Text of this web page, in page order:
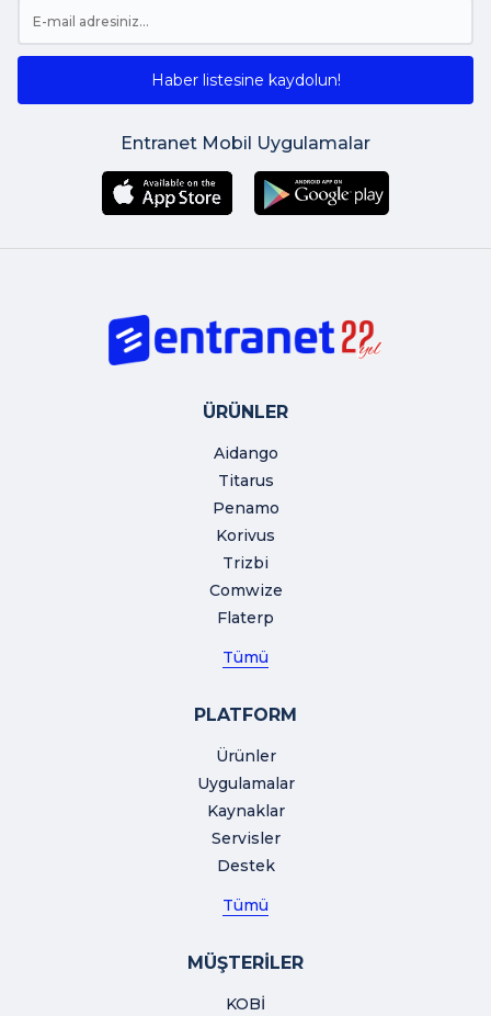
Haber listesine kaydolun!
Entranet Mobil Uygulamalar
ÜRÜNLER
Aidango
Titarus
Penamo
Korivus
Trizbi
Comwize
Flaterp
Tümü
PLATFORM
Ürünler
Uygulamalar
Kaynaklar
Servisler
Destek
Tümü
MÜŞTERİLER
KOBİ